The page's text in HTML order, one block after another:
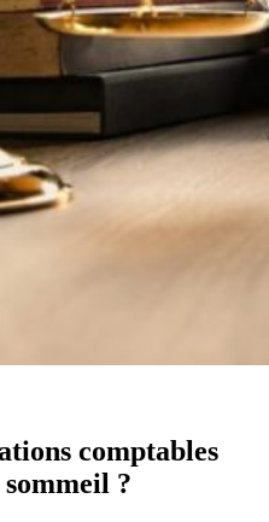
comptables
sommeil ?